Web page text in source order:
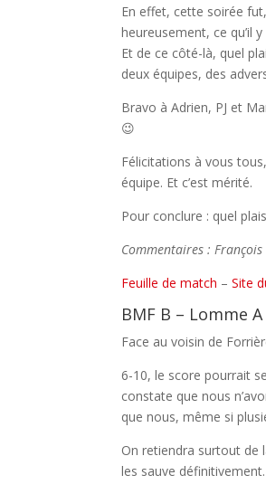
En effet, cette soirée
heureusement, ce qu’il
Et de ce côté-là, quel
deux équipes, des
Bravo à Adrien, PJ et
😉
Félicitations à vous
équipe. Et c’est mérité.
Pour conclure : quel
Commentaires :
Feuille de match –Site
BMF B – Lomme
Face au voisin de
6-10, le score pourrait
constate que nous
que nous, même si
On retiendra surtout de
les sauve